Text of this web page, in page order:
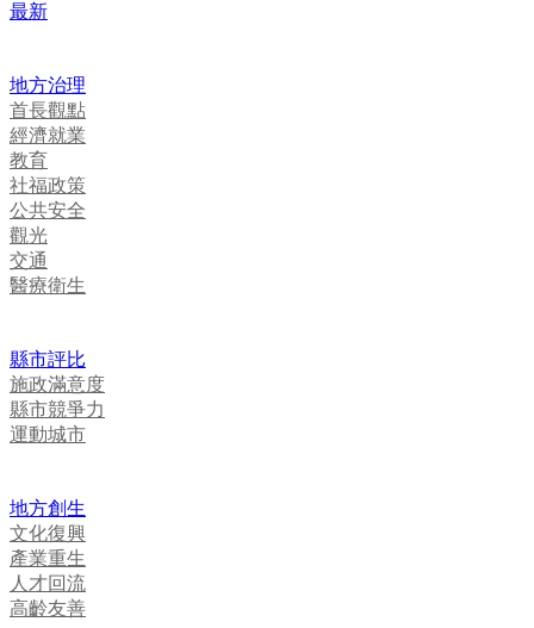
最新
地方治理
首長觀點
經濟就業
教育
社福政策
公共安全
觀光
交通
醫療衛生
縣市評比
施政滿意度
縣市競爭力
運動城市
地方創生
文化復興
產業重生
人才回流
高齡友善